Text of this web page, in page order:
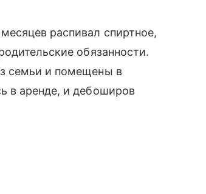
распивал спиртное,
обязанности.
семьи и помещены в
в аренде, и дебоширов